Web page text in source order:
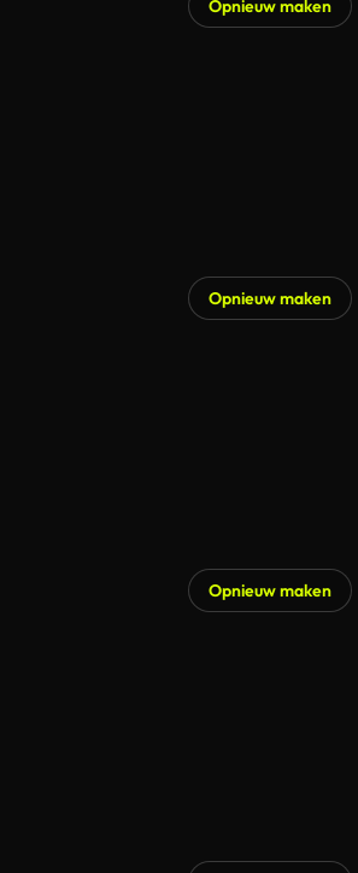
Opnieuw maken
Opnieuw maken
Opnieuw maken